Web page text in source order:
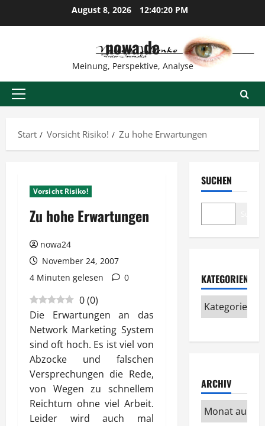
August 8, 2026 12:40:21 PM
nowa.de
Meinung, Perspektive, Analyse
Primäres
Start
Vorsicht Risiko! Zu hohe Erwartungen
Vorsicht Risiko!
Zu hohe Erwartungen
nowa24
November 24, 2007
4 Minuten gelesen
0
0(0)
Die Erwartungen an das
Network Marketing System
sind oft hoch. Es ist viel von
Abzocke und falschen
Versprechungen die Rede,
von Wegen zu schnellem
Reichtum ohne viel Arbeit.
Leider wird auch mal
SUCHEN
KATEGORIEN
ARCHIV